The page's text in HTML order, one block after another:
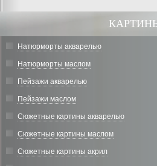
Натюрморты акварелью
Натюрморты маслом
Пейзажи акварелью
Пейзажи маслом
Сюжетные картины акварелью
Сюжетные картины маслом
Сюжетные картины акрил